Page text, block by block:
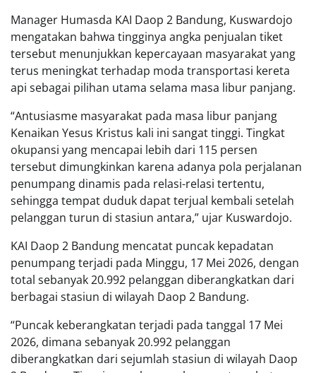
Manager Humasda KAI Daop 2 Bandung, Kuswardojo
mengatakan bahwa tingginya angka penjualan tiket
tersebut menunjukkan kepercayaan masyarakat yang
terus meningkat terhadap moda transportasi kereta
api sebagai pilihan utama selama masa libur panjang.
“Antusiasme masyarakat pada masa libur panjang
Kenaikan Yesus Kristus kali ini sangat tinggi. Tingkat
okupansi yang mencapai lebih dari 115 persen
tersebut dimungkinkan karena adanya pola perjalanan
penumpang dinamis pada relasi-relasi tertentu,
sehingga tempat duduk dapat terjual kembali setelah
pelanggan turun di stasiun antara,” ujar Kuswardojo.
KAI Daop 2 Bandung mencatat puncak kepadatan
penumpang terjadi pada Minggu, 17 Mei 2026, dengan
total sebanyak 20.992 pelanggan diberangkatkan dari
berbagai stasiun di wilayah Daop 2 Bandung.
“Puncak keberangkatan terjadi pada tanggal 17 Mei
2026, dimana sebanyak 20.992 pelanggan
diberangkatkan dari sejumlah stasiun di wilayah Daop